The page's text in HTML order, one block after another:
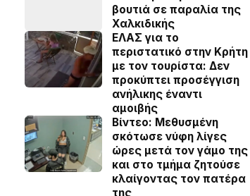
βουτιά σε παραλία της
Χαλκιδικής
ΕΛΑΣ για το
περιστατικό στην Κρήτη
με τον τουρίστα: Δεν
προκύπτει προσέγγιση
ανήλικης έναντι
αμοιβής
Βίντεο: Μεθυσμένη
σκότωσε νύφη λίγες
ώρες μετά τον γάμο της
και στο τμήμα ζητούσε
κλαίγοντας τον πατέρα
της